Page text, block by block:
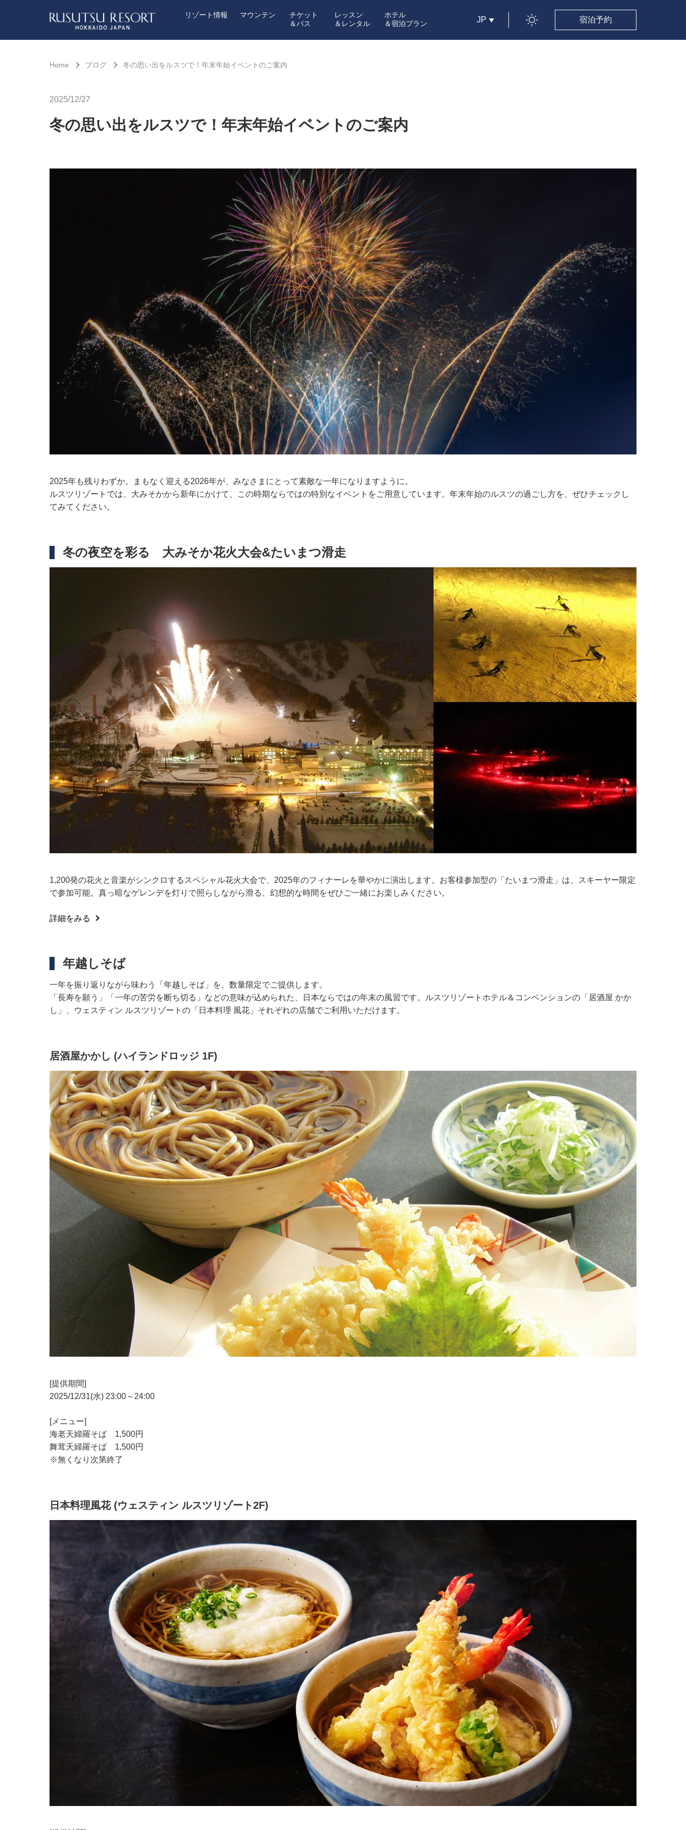
リゾート情報 マウンテン
チケット
＆パス
レッスン
＆レンタル
ホテル
＆宿泊プラン
JP 宿泊予約
Home ブログ 冬の思い出をルスツで！年末年始イベントのご案内
2025/12/27
冬の思い出をルスツで！年末年始イベントのご案内
2025年も残りわずか。まもなく迎える2026年が、みなさまにとって素敵な一年になりますように。
ルスツリゾートでは、大みそかから新年にかけて、この時期ならではの特別なイベントをご用意しています。年末年始のルスツの過ごし方を、ぜひチェックし
てみてください。
冬の夜空を彩る 大みそか花火大会&たいまつ滑走
1,200発の花火と音楽がシンクロするスペシャル花火大会で、2025年のフィナーレを華やかに演出します。お客様参加型の「たいまつ滑走」は、スキーヤー限定
で参加可能。真っ暗なゲレンデを灯りで照らしながら滑る、幻想的な時間をぜひご一緒にお楽しみください。
詳細をみる
年越しそば
一年を振り返りながら味わう「年越しそば」を、数量限定でご提供します。
「長寿を願う」「一年の苦労を断ち切る」などの意味が込められた、日本ならではの年末の風習です。ルスツリゾートホテル＆コンベンションの「居酒屋 かか
し」、ウェスティン ルスツリゾートの「日本料理 風花」それぞれの店舗でご利用いただけます。
居酒屋かかし (ハイランドロッジ 1F)
[提供期間]
2025/12/31(水) 23:00～24:00
[メニュー]
海老天婦羅そば 1,500円
舞茸天婦羅そば 1,500円
※無くなり次第終了
⽇本料理⾵花 (ウェスティン ルスツリゾート2F)